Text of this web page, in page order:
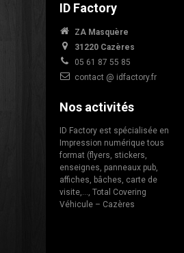
ID Factory
ZA Masquère
31220 Cazères
05 61 87 55 85
contact @ idfactory.fr
Nos activités
ID Factory est spécialisée en
Impression numérique tous
format (flyers, stickers,
enseignes, panneaux pub,
affiches, bâches, carte de
visite,…, Total Covering
Véhicule – Cazères